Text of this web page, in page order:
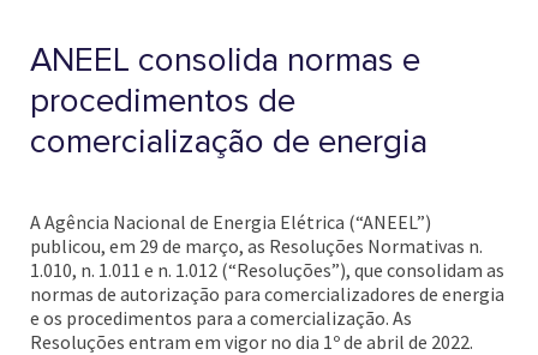
ANEEL consolida normas e
procedimentos de
comercialização de energia
A Agência Nacional de Energia Elétrica (“ANEEL”)
publicou, em 29 de março, as Resoluções Normativas n.
1.010, n. 1.011 e n. 1.012 (“Resoluções”), que consolidam as
normas de autorização para comercializadores de energia
e os procedimentos para a comercialização. As
Resoluções entram em vigor no dia 1º de abril de 2022.